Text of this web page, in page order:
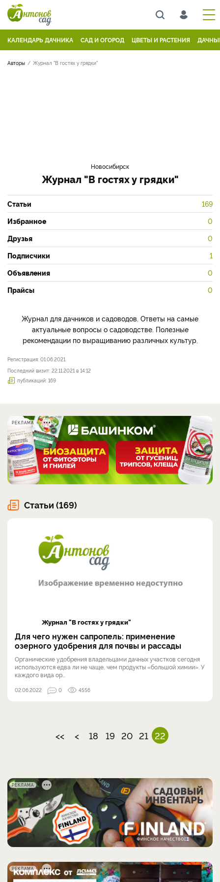
КАЛЕНДАРЬ ДАЧНИКА САД И ОГОРОД ЦВЕТЫ И РАСТЕНИЯ
Авторы Журнал "В гостях у грядки"
Новосибирск
Журнал "В гостях у грядки"
Статьи 169
Избранное 0
Друзья 0
Подписчики 1
Объявления 0
Прайсы 0
Журнал для дачников и садоводов. Ответы на самые
актуальные вопросы о садоводстве. Полезные
рекомендации по выращиванию различных культур.
Регистрация: 01.06.2021
Последний визит: 22.11.2021 в 14:12
публикаций: 169
РЕКЛАМА
Статьи (169)
Журнал "В гостях у грядки"
Для чего нужен сапропель: применение
озерного удобрения для почвы и рассады
Органические удобрения владельцами дачных участков сегодня
используются едва ли не чаще, чем продукты «большой химии». У
каждого вида ор...
02.06.2022 0 4556
<< < 18 19 20 21 22
РЕКЛАМА
РЕКЛАМА